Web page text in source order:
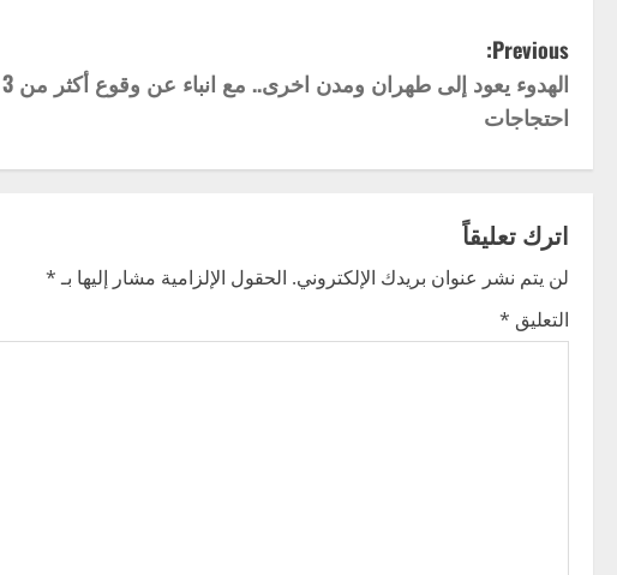
P
o
s
n
a
v
Previous:
احتجاجات
اترك تعليقاً
لن يتم نشر عنوان بريدك الإلكتروني. الحقول الإلزامية مشار إليها بـ*
التعليق *